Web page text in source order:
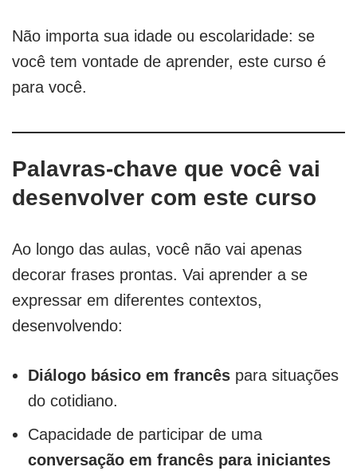
Não importa sua idade ou escolaridade: se
você tem vontade de aprender, este curso é
para você.
Palavras-chave que você vai
desenvolver com este curso
Ao longo das aulas, você não vai apenas
decorar frases prontas. Vai aprender a se
expressar em diferentes contextos,
desenvolvendo:
Diálogo básico em francês para situações
do cotidiano.
Capacidade de participar de uma
conversação em francês para iniciantes